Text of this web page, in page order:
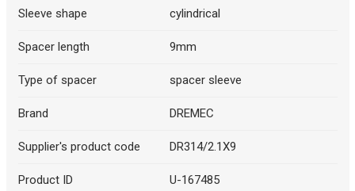
Sleeve shape cylindrical
Spacer length 9mm
Type of spacer spacer sleeve
Brand DREMEC
Supplier's product code DR314/2.1X9
Product ID U-167485